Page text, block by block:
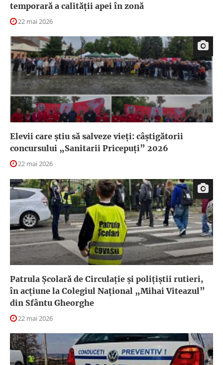
temporară a calității apei în zonă
22 mai 2026
Elevii care știu să salveze vieți: câștigătorii
concursului „Sanitarii Pricepuți” 2026
22 mai 2026
Patrula Școlară de Circulație și polițiștii rutieri,
în acțiune la Colegiul Național „Mihai Viteazul”
din Sfântu Gheorghe
22 mai 2026